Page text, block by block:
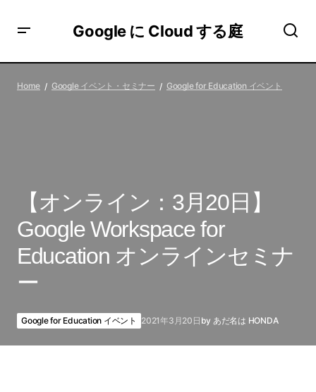
Google に Cloud する庭
オンラインセミナー
Home Google イベント・セミナー Google for Education イベント
【オンライン：3月20日】
Google Workspace for
Education オンラインセミナ
ー
Google for Education イベント 2021年3月20日 by あだ名は HONDA